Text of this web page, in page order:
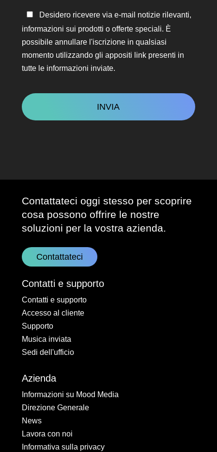
Rimanere
in
contatto
Desidero ricevere via e-mail notizie rilevanti,
informazioni sui prodotti o offerte speciali. È
possibile annullare l'iscrizione in qualsiasi
momento utilizzando gli appositi link presenti in
tutte le informazioni inviate.
Contattateci oggi stesso per scoprire
cosa possono offrire le nostre
soluzioni per la vostra azienda.
Contattateci
Contatti e supporto
Contatti e supporto
Accesso al cliente
Supporto
Musica inviata
Sedi dell'ufficio
Azienda
Informazioni su Mood Media
Direzione Generale
News
Lavora con noi
Informativa sulla privacy